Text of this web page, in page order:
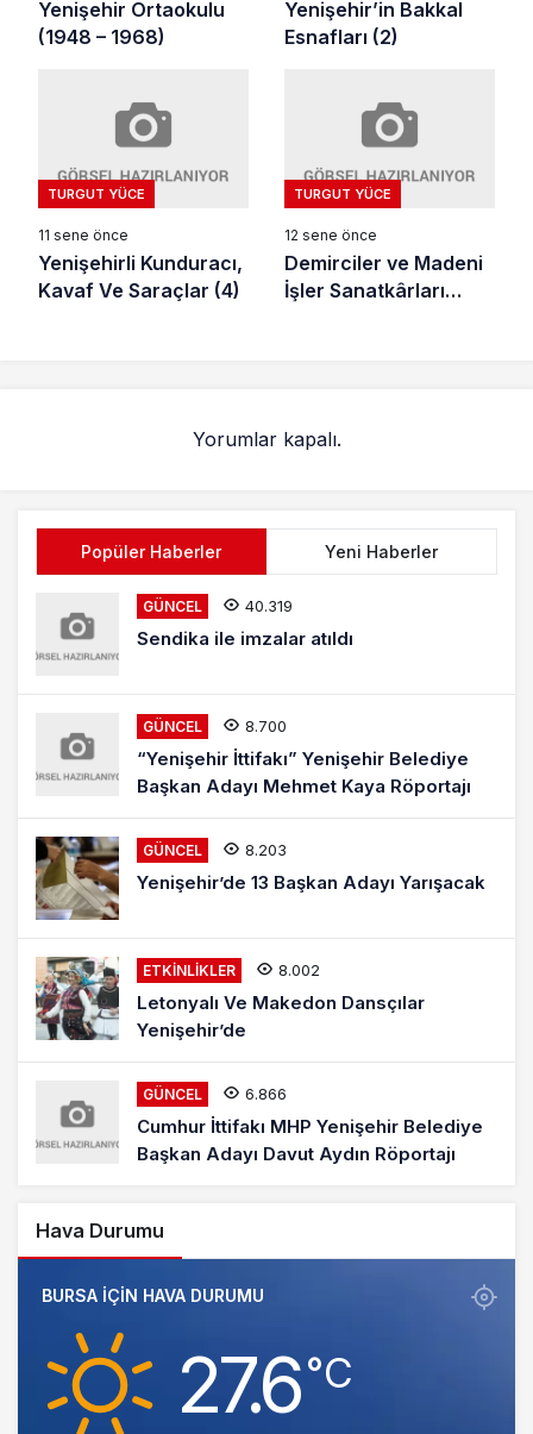
Yenişehir Ortaokulu
(1948 – 1968)
Yenişehir’in Bakkal
Esnafları (2)
TURGUT YÜCE
11 sene önce
Yenişehirli Kunduracı,
Kavaf Ve Saraçlar (4)
TURGUT YÜCE
12 sene önce
Demirciler ve Madeni
İşler Sanatkârları
Yorumlar kapalı.
Popüler Haberler Yeni Haberler
GÜNCEL 40.319
Sendika ile imzalar atıldı
GÜNCEL 8.700
“Yenişehir İttifakı” Yenişehir Belediye
Başkan Adayı Mehmet Kaya Röportajı
GÜNCEL 8.203
Yenişehir’de 13 Başkan Adayı Yarışacak
ETKINLIKLER 8.002
Letonyalı Ve Makedon Dansçılar
Yenişehir’de
GÜNCEL 6.866
Cumhur İttifakı MHP Yenişehir Belediye
Başkan Adayı Davut Aydın Röportajı
Hava Durumu
BURSA IÇIN HAVA DURUMU
27.6‎°C